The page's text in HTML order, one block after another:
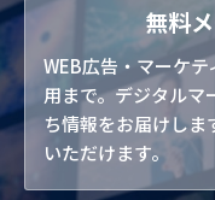
無料
WEB広告・マーケ
用まで。デジタルマ
ち情報をお届けしま
いただけます。